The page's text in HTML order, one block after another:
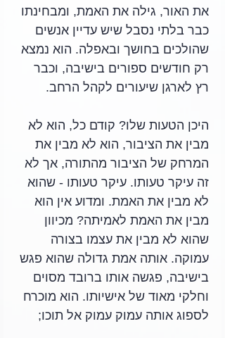
את האור, גילה את האמת, ומבחינתו
כבר בלתי נסבל שיש עדיין אנשים
שהולכים בחושך ובאפלה. הוא נמצא
רק חודשים ספורים בישיבה, וכבר
רץ לארגן שיעורים לקהל הרחב.
היכן הטעות שלו? קודם כל, הוא לא
מבין את הציבור, הוא לא מבין את
המרחק של הציבור מהתורה, אך לא
זה עיקר טעותו. עיקר טעותו - שהוא
לא מבין את האמת. ומדוע אין הוא
מבין את האמת לאמיתה? מכיוון
שהוא לא מבין את עצמו בצורה
עמוקה. אותה אמת גדולה שהוא פגש
בישיבה, פגשה אותו ברובד מסוים
וחלקי מאוד של אישיותו. הוא מוכרח
לספוג אותה עמוק עמוק אל תוכו;